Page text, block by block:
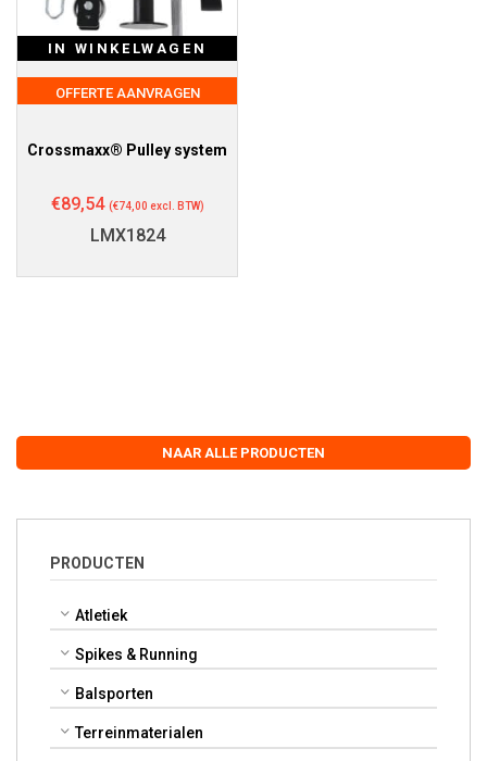
NAAR ALLE PRODUCTEN
PRODUCTEN
Atletiek
Spikes & Running
Balsporten
Terreinmaterialen
IN WINKELWAGEN
OFFERTE AANVRAGEN
Crossmaxx® Pulley system
€89,54 (€74,00 excl. BTW)
LMX1824